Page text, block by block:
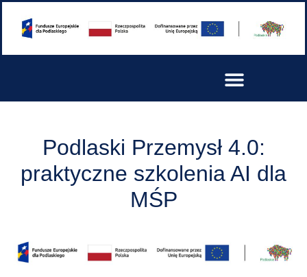
Podlaski Przemysł 4.0:
praktyczne szkolenia AI dla
MŚP